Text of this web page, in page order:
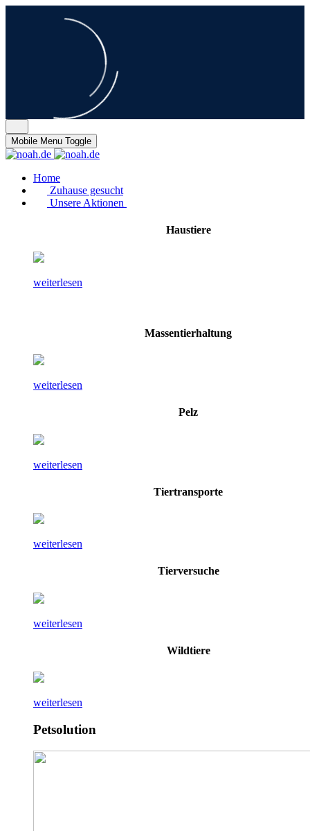
Mobile Menu Toggle
Home
Zuhause gesucht
Unsere Aktionen
Haustiere
weiterlesen
Massentierhaltung
weiterlesen
Pelz
weiterlesen
Tiertransporte
weiterlesen
Tierversuche
weiterlesen
Wildtiere
weiterlesen
Petsolution